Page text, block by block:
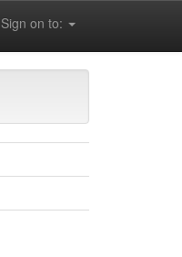
Sign on to: